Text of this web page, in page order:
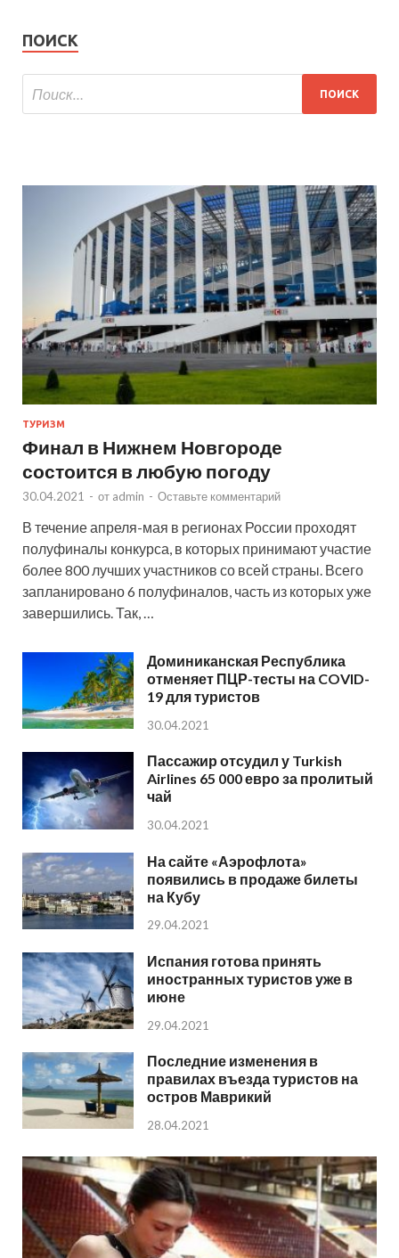
ПОИСК
ТУРИЗМ
Финал в Нижнем Новгороде
состоится в любую погоду
30.04.2021 - от admin - Оставьте комментарий
В течение апреля-мая в регионах России проходят
полуфиналы конкурса, в которых принимают участие
более 800 лучших участников со всей страны. Всего
запланировано 6 полуфиналов, часть из которых уже
завершились. Так, …
Доминиканская Республика
отменяет ПЦР-тесты на COVID-
19 для туристов
30.04.2021
Пассажир отсудил у Turkish
Airlines 65 000 евро за пролитый
чай
30.04.2021
На сайте «Аэрофлота»
появились в продаже билеты
на Кубу
29.04.2021
Испания готова принять
иностранных туристов уже в
июне
29.04.2021
Последние изменения в
правилах въезда туристов на
остров Маврикий
28.04.2021